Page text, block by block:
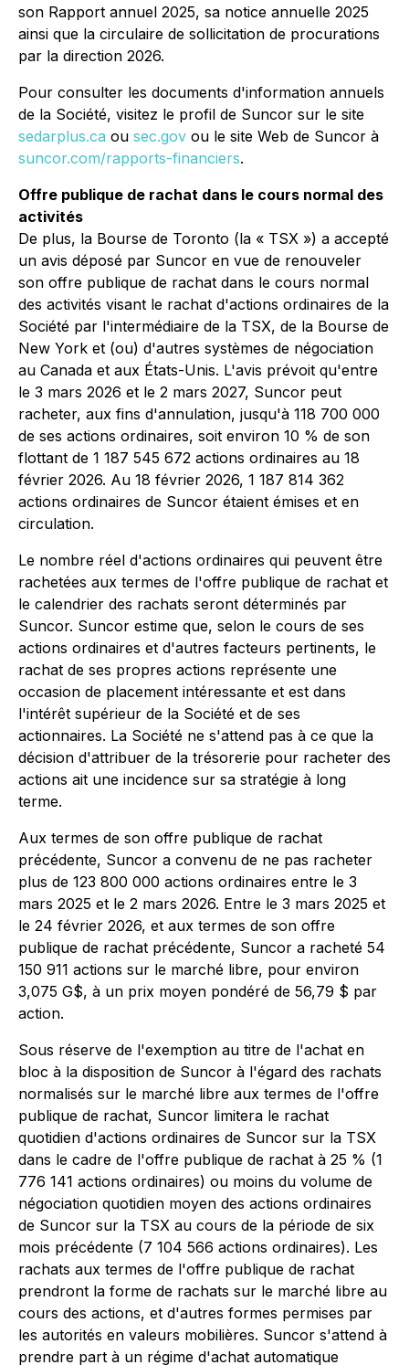
son Rapport annuel 2025, sa notice annuelle 2025
ainsi que la circulaire de sollicitation de procurations
par la direction 2026.
Pour consulter les documents d'information annuels
de la Société, visitez le profil de Suncor sur le site
sedarplus.ca ou sec.gov ou le site Web de Suncor à
suncor.com/rapports-financiers.
Offre publique de rachat dans le cours normal des
activités
De plus, la Bourse de Toronto (la « TSX ») a accepté
un avis déposé par Suncor en vue de renouveler
son offre publique de rachat dans le cours normal
des activités visant le rachat d'actions ordinaires de la
Société par l'intermédiaire de la TSX, de la Bourse de
New York et (ou) d'autres systèmes de négociation
au Canada et aux États-Unis. L'avis prévoit qu'entre
le 3 mars 2026 et le 2 mars 2027, Suncor peut
racheter, aux fins d'annulation, jusqu'à 118 700 000
de ses actions ordinaires, soit environ 10 % de son
flottant de 1 187 545 672 actions ordinaires au 18
février 2026. Au 18 février 2026, 1 187 814 362
actions ordinaires de Suncor étaient émises et en
circulation.
Le nombre réel d'actions ordinaires qui peuvent être
rachetées aux termes de l'offre publique de rachat et
le calendrier des rachats seront déterminés par
Suncor. Suncor estime que, selon le cours de ses
actions ordinaires et d'autres facteurs pertinents, le
rachat de ses propres actions représente une
occasion de placement intéressante et est dans
l'intérêt supérieur de la Société et de ses
actionnaires. La Société ne s'attend pas à ce que la
décision d'attribuer de la trésorerie pour racheter des
actions ait une incidence sur sa stratégie à long
terme.
Aux termes de son offre publique de rachat
précédente, Suncor a convenu de ne pas racheter
plus de 123 800 000 actions ordinaires entre le 3
mars 2025 et le 2 mars 2026. Entre le 3 mars 2025 et
le 24 février 2026, et aux termes de son offre
publique de rachat précédente, Suncor a racheté 54
150 911 actions sur le marché libre, pour environ
3,075 G$, à un prix moyen pondéré de 56,79 $ par
action.
Sous réserve de l'exemption au titre de l'achat en
bloc à la disposition de Suncor à l'égard des rachats
normalisés sur le marché libre aux termes de l'offre
publique de rachat, Suncor limitera le rachat
quotidien d'actions ordinaires de Suncor sur la TSX
dans le cadre de l'offre publique de rachat à 25 % (1
776 141 actions ordinaires) ou moins du volume de
négociation quotidien moyen des actions ordinaires
de Suncor sur la TSX au cours de la période de six
mois précédente (7 104 566 actions ordinaires). Les
rachats aux termes de l'offre publique de rachat
prendront la forme de rachats sur le marché libre au
cours des actions, et d'autres formes permises par
les autorités en valeurs mobilières. Suncor s'attend à
prendre part à un régime d'achat automatique